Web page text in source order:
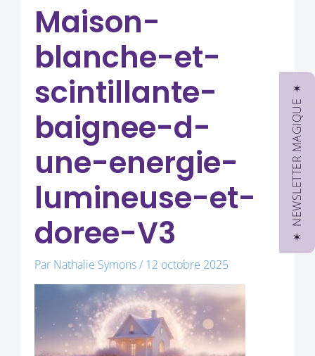
Maison-
blanche-et-
scintillante-
baignee-d-
une-energie-
lumineuse-et-
doree-V3
Par Nathalie Symons/ 12 octobre 2025
✶ NEWSLETTER MAGIQUE ✶